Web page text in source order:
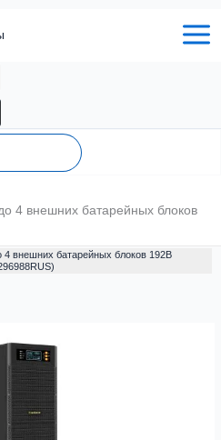
4 внешних батарейных блоков
внешних батарейных блоков 192B